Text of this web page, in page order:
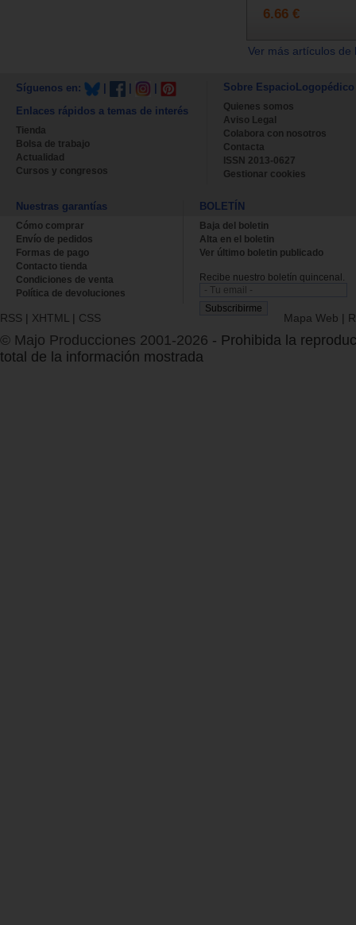
6.66 €
Ver más artículos
Síguenos en:
Enlaces rápidos a temas de interés
Tienda
Bolsa de trabajo
Actualidad
Cursos y congresos
Sobre EspacioLogopédico
Quienes somos
Aviso Legal
Colabora con nosotros
Contacta
ISSN 2013-0627
Gestionar cookies
Nuestras garantías
Cómo comprar
Envío de pedidos
Formas de pago
Contacto tienda
Condiciones de venta
Política de devoluciones
BOLETÍN
Baja del boletin
Alta en el boletin
Ver último boletin publicado
Recibe nuestro boletín quincenal.
RSS | XHTML | CSS Mapa Web |
© Majo Producciones 2001-2026 - Prohibida la
total de la información mostrada